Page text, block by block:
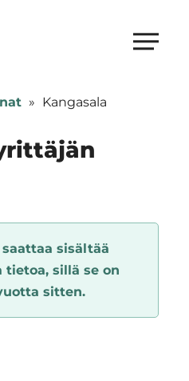
» Kangasala
sisältää
sillä se on
sitten.